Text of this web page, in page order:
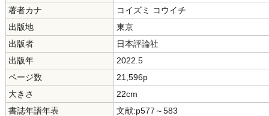
著者カナ
コイズミ コウイチ
出版地
東京
出版者
日本評論社
出版年
2022.5
ページ数
21,596p
大きさ
22cm
書誌年譜年表
文献:p577～583